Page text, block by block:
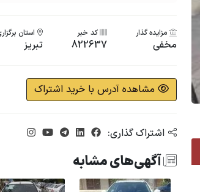
مزایده گذار
مخفی
کد خبر
822637
استان
تبریز
مشاهده آدرس با خرید اشتراک
اشتراک گذاری:
آگهی‌های مشابه